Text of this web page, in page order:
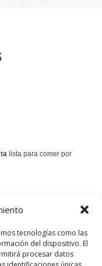
tecnologías como las
del dispositivo. El
procesar datos
lista para comer por
eat